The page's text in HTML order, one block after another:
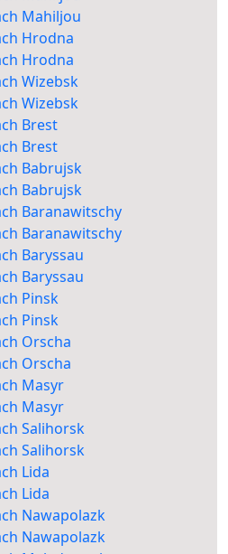
Mahiljou
Hrodna
Hrodna
Wizebsk
Wizebsk
Brest
Brest
Babrujsk
Babrujsk
Baranawitschy
Baranawitschy
Baryssau
Baryssau
Pinsk
Pinsk
Orscha
Orscha
Masyr
Masyr
Salihorsk
Salihorsk
Lida
Lida
Nawapolazk
Nawapolazk